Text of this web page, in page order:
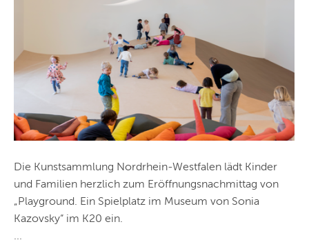
Die Kunstsammlung Nordrhein-Westfalen lädt Kinder
und Familien herzlich zum Eröffnungsnachmittag von
„Playground. Ein Spielplatz im Museum von Sonia
Kazovsky“ im K20 ein.
...